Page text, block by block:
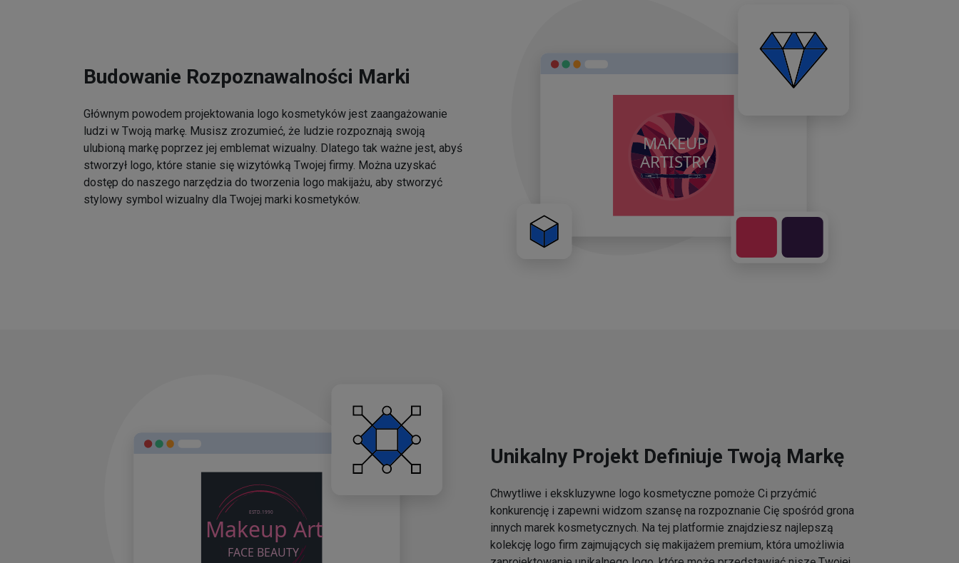
Budowanie Rozpoznawalności Marki
Głównym powodem projektowania logo kosmetyków jest zaangażowanie
ludzi w Twoją markę. Musisz zrozumieć, że ludzie rozpoznają swoją
ulubioną markę poprzez jej emblemat wizualny. Dlatego tak ważne jest, abyś
stworzył logo, które stanie się wizytówką Twojej firmy. Można uzyskać
dostęp do naszego narzędzia do tworzenia logo makijażu, aby stworzyć
stylowy symbol wizualny dla Twojej marki kosmetyków.
Unikalny Projekt Definiuje Twoją Markę
Chwytliwe i ekskluzywne logo kosmetyczne pomoże Ci przyćmić
konkurencję i zapewni widzom szansę na rozpoznanie Cię spośród grona
innych marek kosmetycznych. Na tej platformie znajdziesz najlepszą
kolekcję logo firm zajmujących się makijażem premium, która umożliwia